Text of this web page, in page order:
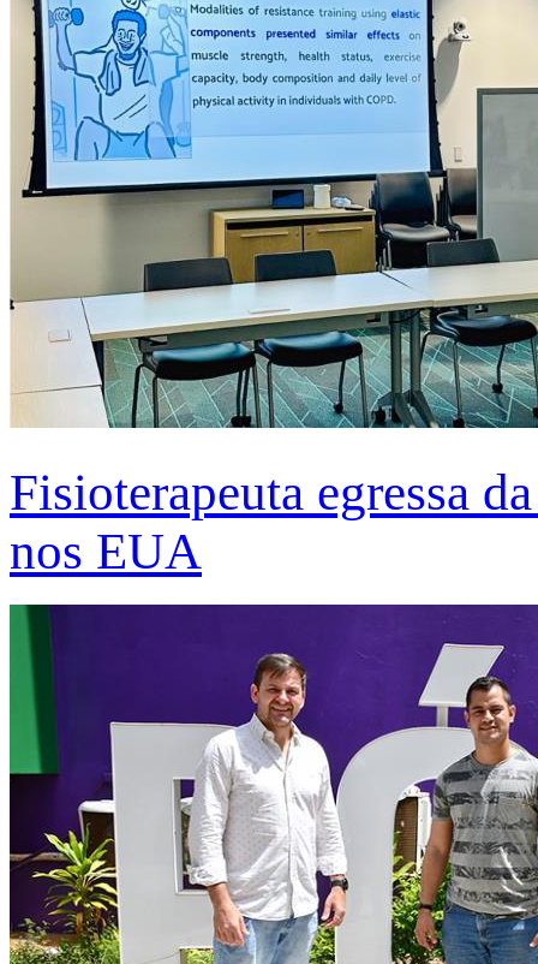
Fisioterapeuta egressa
nos EUA